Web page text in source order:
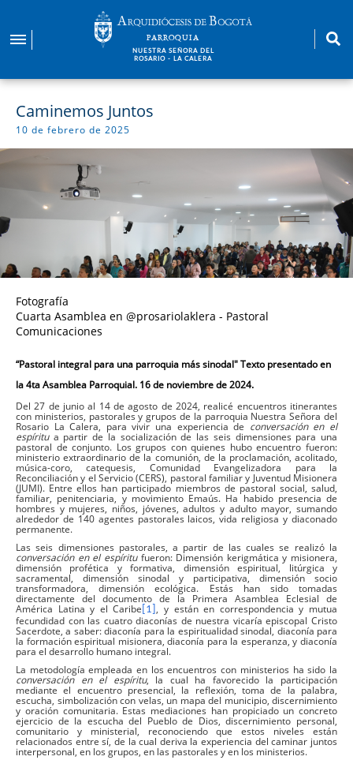
contenido
PARROQUIA
NUESTRA SEÑORA DEL
ROSARIO - LA CALERA
Caminemos Juntos
10 de febrero de 2025
Fotografía
Cuarta Asamblea en @prosariolaklera - Pastoral
Comunicaciones
“Pastoral integral para una parroquia más sinodal" Texto presentado en
la 4ta Asamblea Parroquial. 16 de noviembre de 2024.
Del 27 de junio al 14 de agosto de 2024, realicé encuentros itinerantes
con ministerios, pastorales y grupos de la parroquia Nuestra Señora del
Rosario La Calera, para vivir una experiencia de conversación en el
espíritua partir de la socialización de las seis dimensiones para una
pastoral de conjunto. Los grupos con quienes hubo encuentro fueron:
ministerio extraordinario de la comunión, de la proclamación, acolitado,
música-coro, catequesis, Comunidad Evangelizadora para la
Reconciliación y el Servicio (CERS), pastoral familiar y Juventud Misionera
(JUMI). Entre ellos han participado miembros de pastoral social, salud,
familiar, penitenciaria, y movimiento Emaús. Ha habido presencia de
hombres y mujeres, niños, jóvenes, adultos y adulto mayor, sumando
alrededor de 140 agentes pastorales laicos, vida religiosa y diaconado
permanente.
Las seis dimensiones pastorales, a partir de las cuales se realizó la
conversación en el espíritufueron: Dimensión kerigmática y misionera,
dimensión profética y formativa, dimensión espiritual, litúrgica y
sacramental, dimensión sinodal y participativa, dimensión socio
transformadora, dimensión ecológica. Estás han sido tomadas
directamente del documento de la Primera Asamblea Eclesial de
América Latina y el Caribe [1] , y están en correspondencia y mutua
fecundidad con las cuatro diaconías de nuestra vicaría episcopal Cristo
Sacerdote, a saber: diaconía para la espiritualidad sinodal, diaconía para
la formación espiritual misionera, diaconía para la esperanza, y diaconía
para el desarrollo humano integral.
La metodología empleada en los encuentros con ministerios ha sido la
conversación en el espíritu, la cual ha favorecido la participación
mediante el encuentro presencial, la reflexión, toma de la palabra,
escucha, simbolización con velas, un mapa del municipio, discernimiento
y oración comunitaria. Estas mediaciones han propiciado un concreto
ejercicio de la escucha del Pueblo de Dios, discernimiento personal,
comunitario y ministerial, reconociendo que estos niveles están
relacionados entre sí, de la cual deriva la experiencia del caminar juntos
interpersonal, en los grupos, en las pastorales y en los ministerios.